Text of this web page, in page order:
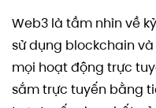
Web3 là tầm nhìn về
sử dụng blockchain
mọi hoạt động trực
sắm trực tuyến bằng